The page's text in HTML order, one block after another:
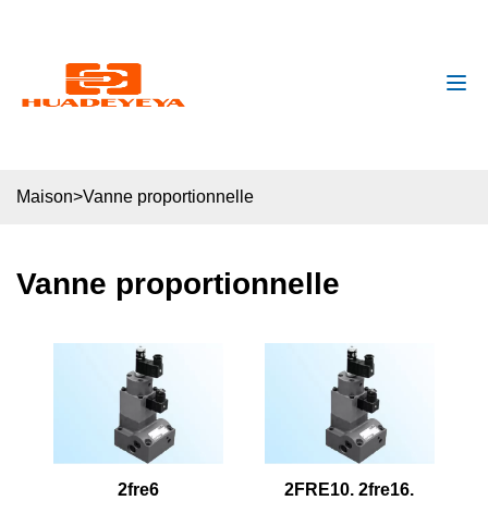
Maison>Vanne proportionnelle
Vanne proportionnelle
2fre6 2FRE10. 2fre16.